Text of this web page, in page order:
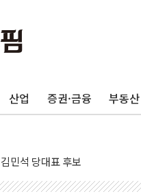
산업 증권·금융 부동산
난예산 40억 긴급 투입…고수온
석, 정청래에 '0.86%p' 차 재
설회 나선 송영길·정청래·김
민석 당대표 후보
, 제주·인천 경선 결과 발표...